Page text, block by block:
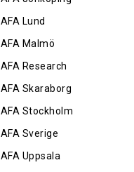
AFA Lund
AFA Malmö
AFA Research
AFA Skaraborg
AFA Stockholm
AFA Sverige
AFA Uppsala